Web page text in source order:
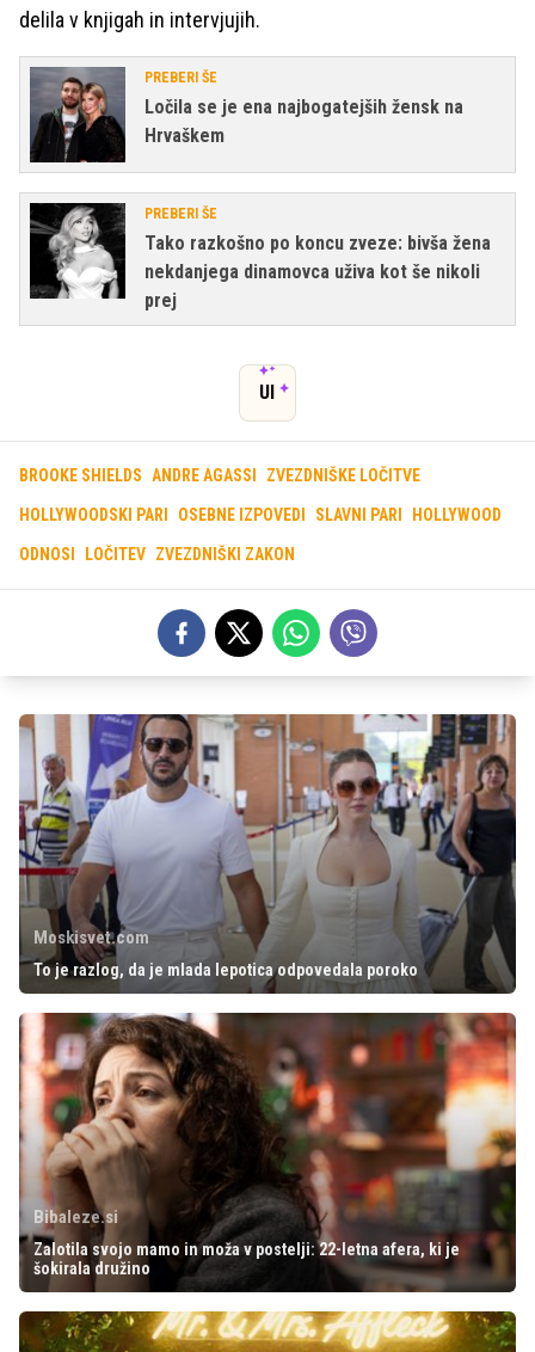
delila v knjigah in intervjujih.
PREBERI ŠE
Ločila se je ena najbogatejših žensk na
Hrvaškem
PREBERI ŠE
Tako razkošno po koncu zveze: bivša žena
nekdanjega dinamovca uživa kot še nikoli
prej
UI
BROOKE SHIELDS ANDRE AGASSI ZVEZDNIŠKE LOČITVE
HOLLYWOODSKI PARI OSEBNE IZPOVEDI SLAVNI PARI HOLLYWOOD
ODNOSI LOČITEV ZVEZDNIŠKI ZAKON
Moskisvet.com
To je razlog, da je mlada lepotica odpovedala poroko
Bibaleze.si
Zalotila svojo mamo in moža v postelji: 22-letna afera, ki je
šokirala družino